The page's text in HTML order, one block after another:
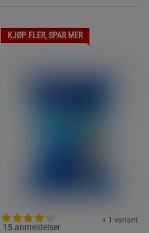
KJØP FLER, SPAR MER
+ 1 variant
15 anmeldelser